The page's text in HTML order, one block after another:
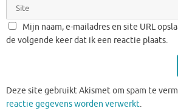
Mijn naam, e-mailadres en site URL
de volgende keer dat ik een reactie plaats.
Deze site gebruikt Akismet om spam te
reactie gegevens worden verwerkt.